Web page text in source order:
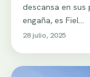
descansa en sus
engaña, es Fiel…
28 julio, 2025